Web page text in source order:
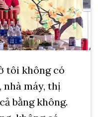
tôi không có
nhà máy, thị
bằng không.